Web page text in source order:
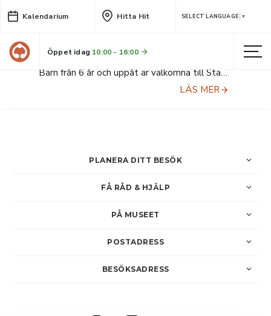
Kalendarium Hitta Hit SELECT LANGUAGE ▼
Öppet idag 10:00 - 16:00
Barnaktiviteter på
juli
Barn från 6 år och uppåt är välkomna till Stackgrönnan för att skapa egna barkbåtar, rita segel och kanske prova på att slå rep.
LÄS MER
PLANERA DITT BESÖK
FÅ RÅD & HJÄLP
PÅ MUSEET
POSTADRESS
BESÖKSADRESS